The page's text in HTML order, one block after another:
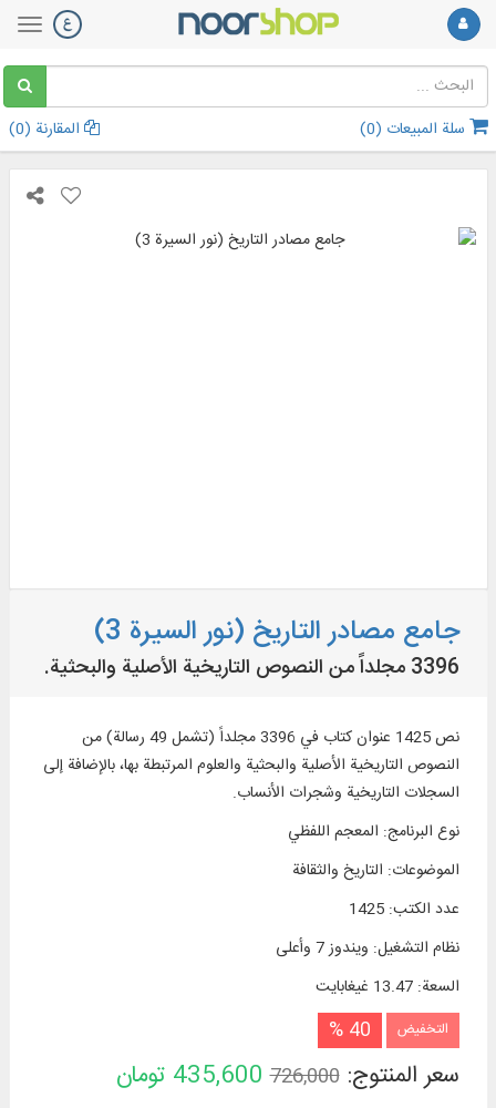
سلة المبيعات (0
) المقارنة (0
)
جامع مصادر التاريخ (نور السيرة 3)
3396 مجلداً من النصوص التاريخية الأصلية والبحثية.
نص 1425 عنوان كتاب في 3396 مجلداً (تشمل 49 رسالة) من
النصوص التاريخية الأصلية والبحثية والعلوم المرتبطة بها، بالإضافة إلى
السجلات التاريخية وشجرات الأنساب.
نوع البرنامج: المعجم اللفظي
الموضوعات: التاريخ والثقافة
عدد الكتب:
1425
نظام التشغیل: ويندوز 7 وأعلی
السعة:13.47 غيغابايت
التخفيض 40 %
سعر المنتوج:726,000
435,600 تومان